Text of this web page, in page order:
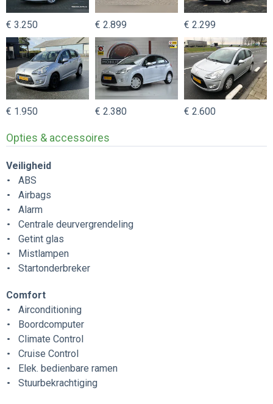
€ 3.250 € 2.899 € 2.299
€ 1.950 € 2.380 € 2.600
Opties & accessoires
Veiligheid
ABS
Airbags
Alarm
Centrale deurvergrendeling
Getint glas
Mistlampen
Startonderbreker
Comfort
Airconditioning
Boordcomputer
Climate Control
Cruise Control
Elek. bedienbare ramen
Stuurbekrachtiging